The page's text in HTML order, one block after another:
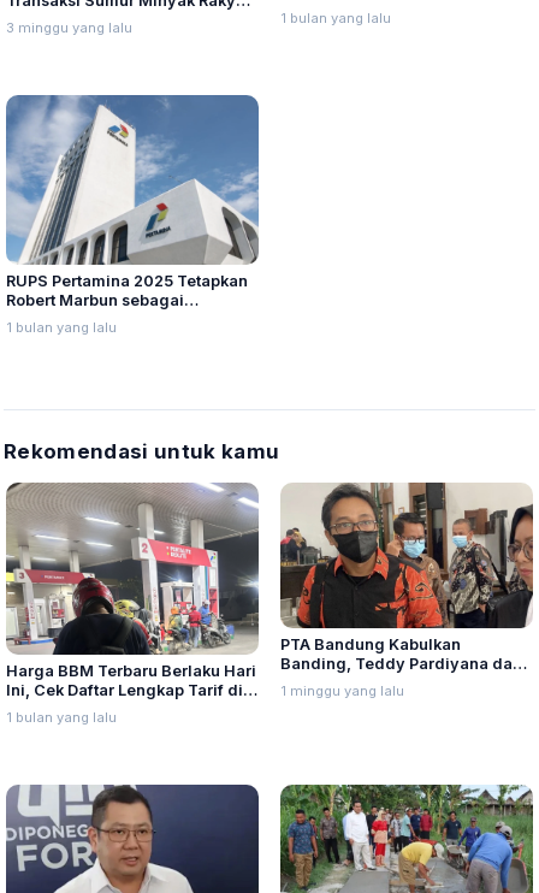
di Blora Tembuh Rp2,8 Miliar
Sebulan
3 minggu yang lalu
Ringankan Beban Masyarakat
1 bulan yang lalu
RUPS Pertamina 2025 Tetapkan
Robert Marbun sebagai
Komisaris Baru
1 bulan yang lalu
Rekomendasi untuk kamu
Harga BBM Terbaru Berlaku Hari
Ini, Cek Daftar Lengkap Tarif di
Seluruh Indonesia
1 bulan yang lalu
PTA Bandung Kabulkan
Banding, Teddy Pardiyana dan
Bintang Ditetapkan Ahli Waris
Lina Jubaedah
1 minggu yang lalu